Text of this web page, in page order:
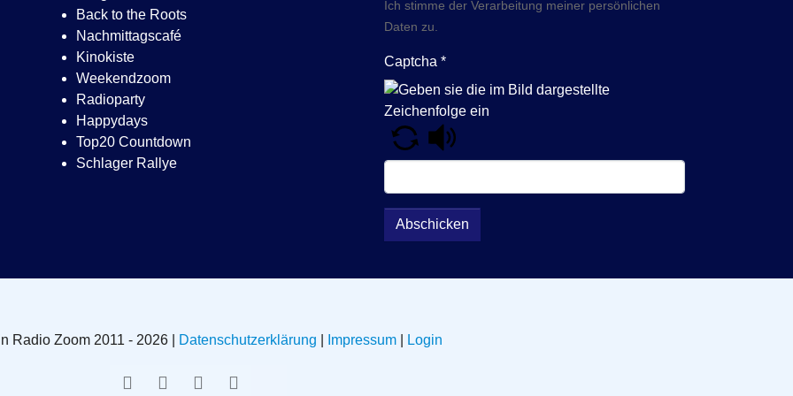
Back to the Roots
Nachmittagscafé
Kinokiste
Weekendzoom
Radioparty
Happydays
Top20 Countdown
Schlager Rallye
Ich stimme der Verarbeitung meiner persönlichen
Daten zu.
Captcha *
Abschicken
Radio Zoom 2011 - 2026 | Datenschutzerklärung Impressum Login